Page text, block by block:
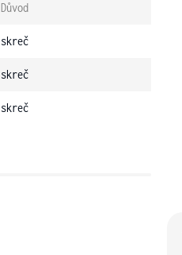
Důvod
skreč
skreč
skreč